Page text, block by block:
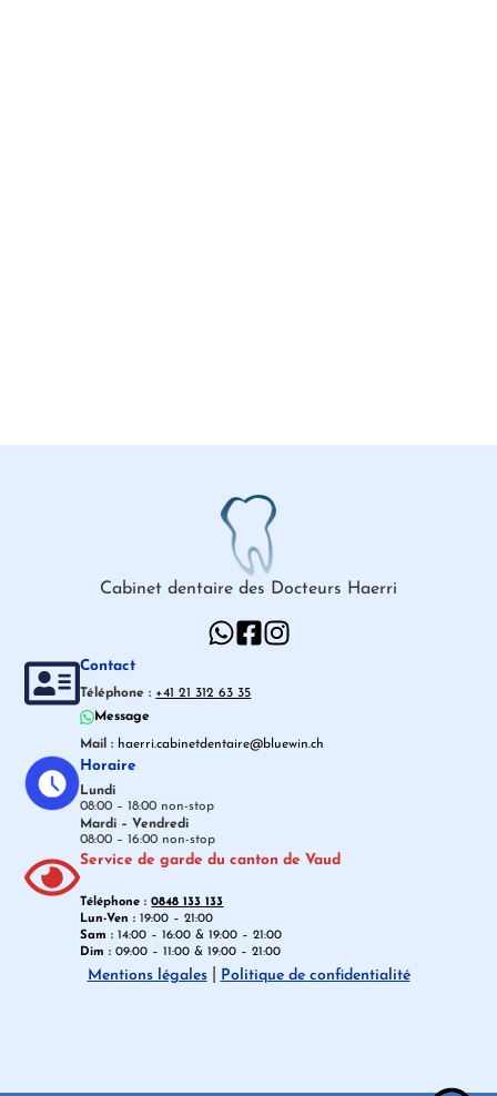
Cabinet dentaire des Docteurs Haerri
Contact
Téléphone : +41 21 312 63 35
Message
Mail : haerri.cabinetdentaire@bluewin.ch
Horaire
Lundi
08:00 – 18:00 non-stop
Mardi – Vendredi
08:00 – 16:00 non-stop
Service de garde du canton de Vaud
Téléphone :0848 133 133
Lun-Ven : 19:00 – 21:00
Sam : 14:00 – 16:00 & 19:00 – 21:00
Dim : 09:00 – 11:00 & 19:00 – 21:00
Mentions légales| Politique de confidentialité